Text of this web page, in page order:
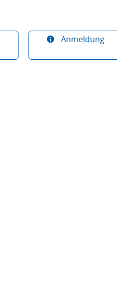
Anmeldung